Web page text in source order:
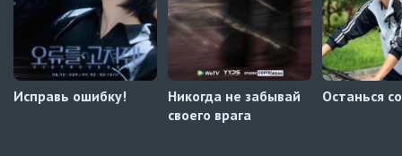
Исправь ошибку!
Никогда не забывай
своего врага
Останься